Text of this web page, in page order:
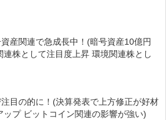
産関連で急成長中！(暗号資産10億円
株として注目度上昇 環境関連株とし
目の的に！(決算発表で上方修正が好材
プ ビットコイン関連の影響が強い)